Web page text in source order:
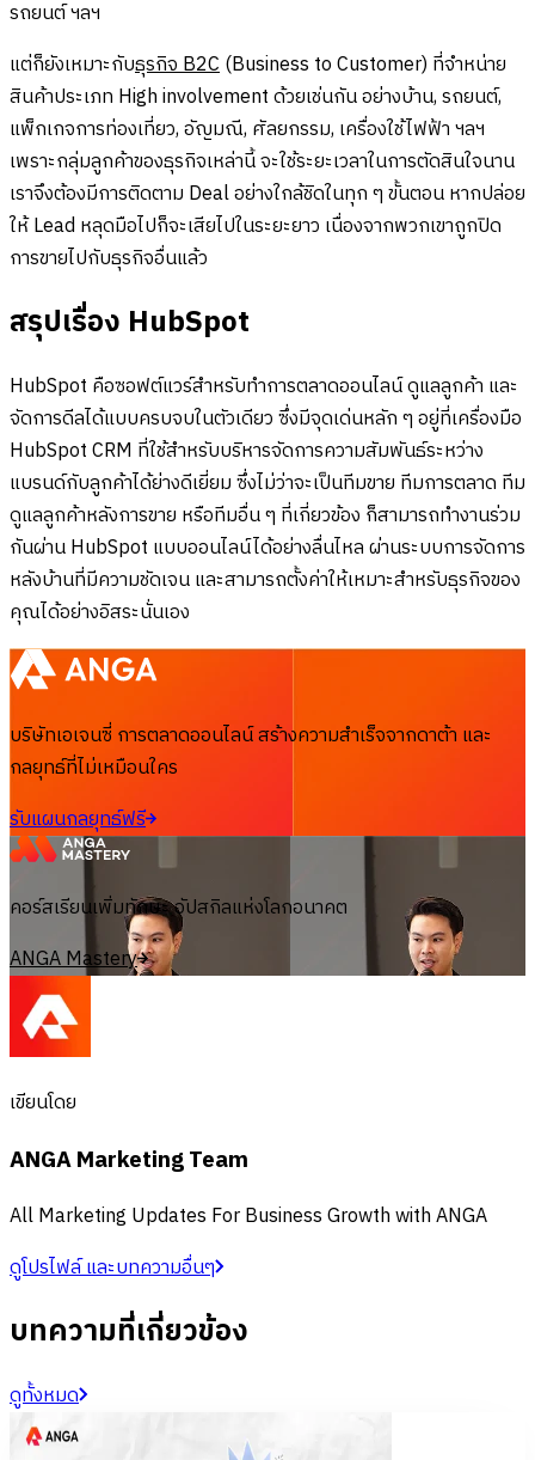
รถยนต์ ฯลฯ
แต่ก็ยังเหมาะกับธุรกิจ B2C(Business to Customer) ที่จำหน่าย
สินค้าประเภท High involvement ด้วยเช่นกัน อย่างบ้าน, รถยนต์,
แพ็กเกจการท่องเที่ยว, อัญมณี, ศัลยกรรม, เครื่องใช้ไฟฟ้า ฯลฯ
เพราะกลุ่มลูกค้าของธุรกิจเหล่านี้ จะใช้ระยะเวลาในการตัดสินใจนาน
เราจึงต้องมีการติดตาม Deal อย่างใกล้ชิดในทุก ๆ ขั้นตอน หากปล่อย
ให้ Lead หลุดมือไปก็จะเสียไปในระยะยาว เนื่องจากพวกเขาถูกปิด
การขายไปกับธุรกิจอื่นแล้ว
สรุปเรื่อง HubSpot
HubSpot คือซอฟต์แวร์สำหรับทำการตลาดออนไลน์ ดูแลลูกค้า และ
จัดการดีลได้แบบครบจบในตัวเดียว ซึ่งมีจุดเด่นหลัก ๆ อยู่ที่เครื่องมือ
HubSpot CRM ที่ใช้สำหรับบริหารจัดการความสัมพันธ์ระหว่าง
แบรนด์กับลูกค้าได้ย่างดีเยี่ยม ซึ่งไม่ว่าจะเป็นทีมขาย ทีมการตลาด ทีม
ดูแลลูกค้าหลังการขาย หรือทีมอื่น ๆ ที่เกี่ยวข้อง ก็สามารถทำงานร่วม
กันผ่าน HubSpot แบบออนไลน์ได้อย่างลื่นไหล ผ่านระบบการจัดการ
หลังบ้านที่มีความชัดเจน และสามารถตั้งค่าให้เหมาะสำหรับธุรกิจของ
คุณได้อย่างอิสระนั่นเอง
บริษัทเอเจนซี่ การตลาดออนไลน์ สร้างความสำเร็จจากดาต้า และ
กลยุทธ์ที่ไม่เหมือนใคร
รับแผนกลยุทธ์ฟรี
คอร์สเรียนเพิ่มทักษะ อัปสกิลแห่งโลกอนาคต
ANGA Mastery
เขียนโดย
ANGA Marketing Team
All Marketing Updates For Business Growth with ANGA
ดูโปรไฟล์ และบทความอื่นๆ
บทความที่เกี่ยวข้อง
ดูทั้งหมด